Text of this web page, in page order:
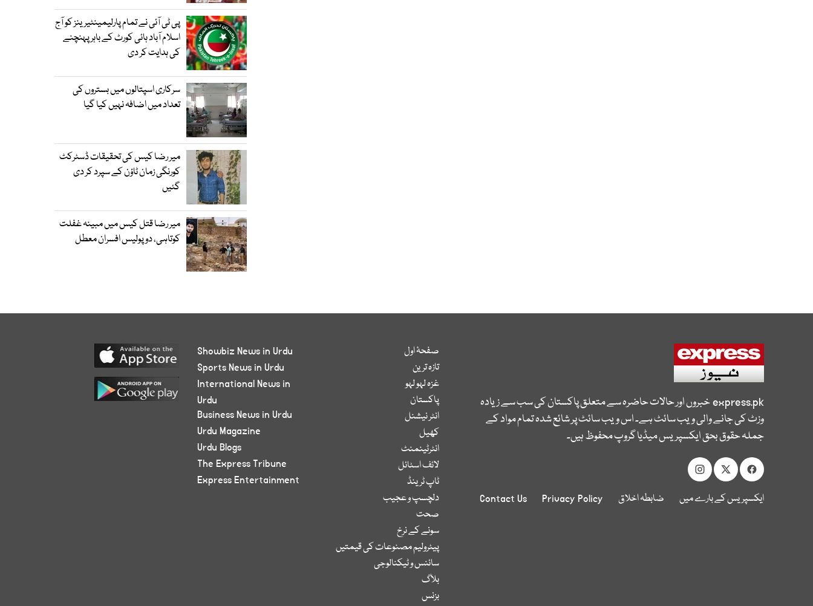
پی ٹی آئی نے تمام پارلیمینٹیرینز کو آج
اسلام آباد ہائی کورٹ کے باہر پہنچنے
کی ہدایت کر دی
سرکاری اسپتالوں میں بستروں کی
تعداد میں اضافہ نہیں کیا گیا
میر رضا کیس کی تحقیقات ڈسٹرکٹ
کورنگی زمان ٹاؤن کے سپرد کر دی
گئیں
میر رضا قتل کیس میں مبینہ غفلت
کوتاہی، دو پولیس افسران معطل
express.pkخبروں اور حالات حاضرہ سے متعلق پاکستان کی سب سے زیادہ
وزٹ کی جانے والی ویب سائٹ ہے۔ اس ویب سائٹ پر شائع شدہ تمام مواد کے
جملہ حقوق بحق ایکسپریس میڈیا گروپ محفوظ ہیں۔
ایکسپریس کے بارے میں ضابطہ اخلاق Privacy Policy
Contact Us
صفحۂ اول
تازہ ترین
غزہ لہو لہو
پاکستان
انٹر نیشنل
کھیل
انٹرٹینمنٹ
لائف اسٹائل
ٹاپ ٹرینڈ
دلچسپ و عجیب
صحت
سونے کے نرخ
پیٹرولیم مصنوعات کی قیمتیں
سائنس و ٹیکنالوجی
بلاگ
بزنس
Showbiz News in Urdu
Sports News in Urdu
International News in
Urdu
Business News in Urdu
Urdu Magazine
Urdu Blogs
The Express Tribune
Express Entertainment